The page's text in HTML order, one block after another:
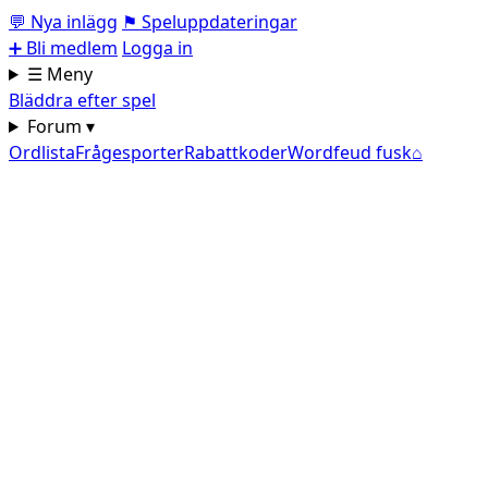
💬 Nya inlägg ⚑ Speluppdateringar
➕ Bli medlem Logga in
☰ Meny
Bläddra efter spel
Forum ▾
OrdlistaFrågesporterRabattkoderWordfeud fusk⌂